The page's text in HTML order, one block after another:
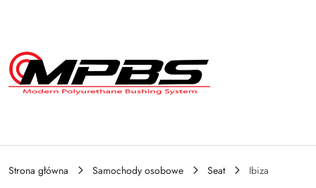
Przejdź do treści głównej
Przejdź do wyszukiwarki
Przejdź do moje konto
Przejdź do menu głównego
Przejdź do stopki
Strona główna Samochody osobowe Seat Ibiza